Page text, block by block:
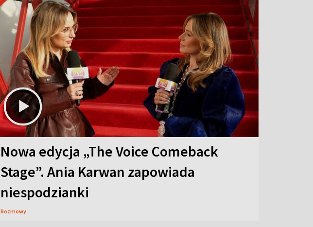
Nowa edycja „The Voice Comeback
Stage”. Ania Karwan zapowiada
niespodzianki
Rozmowy